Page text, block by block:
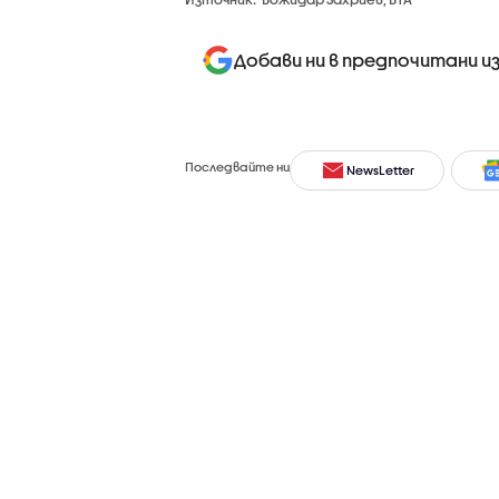
Добави ни в предпочитани
Последвайте ни NewsLetter